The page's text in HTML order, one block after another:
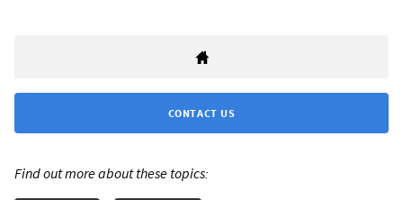
CONTACT US
Find out more about these topics: